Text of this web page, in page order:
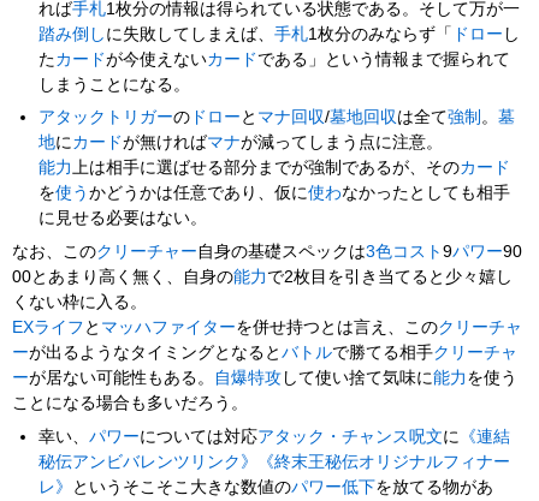
れば手札1枚分の情報は得られている状態である。そして万が一
踏み倒し に失敗してしまえば、手札1枚分のみならず「 ドロー し
たカードが今使えないカード である」という情報まで握られて
しまうことになる。
アタックトリガーの ドロー と マナ回収/墓地回収は全て強制 。墓
地にカードが無ければマナが減ってしまう点に注意。
能力上は相手に選ばせる部分までが強制であるが、そのカード
を使うかどうかは任意であり、仮に使わなかったとしても相手
に見せる必要はない。
なお、このクリーチャー 自身の基礎スペックは3色コスト9パワー90
00とあまり高く無く、自身の能力 で2枚目を引き当てると少々嬉し
くない枠に入る。
EXライフ と マッハファイターを併せ持つとは言え、このクリーチャ
ーが出るようなタイミングとなるとバトルで勝てる相手クリーチャ
ーが居ない可能性もある。 自爆特攻 して使い捨て気味に能力 を使う
ことになる場合も多いだろう。
幸い、パワーについては対応アタック・チャンス 呪文に
《連結
秘伝アンビバレンツリンク》
《終末王秘伝オリジナルフィナー
レ》
というそこそこ大きな数値のパワー低下を放てる物があ